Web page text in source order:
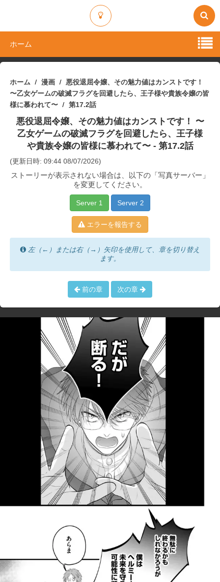
ホーム
ホーム 漫画
悪役退屈令嬢、その魅力値はカンストです！
〜乙女ゲームの破滅フラグを回避したら、王子様や貴族令嬢の皆
様に慕われて〜
第17.2話
悪役退屈令嬢、その魅力値はカンストです！ 〜
乙女ゲームの破滅フラグを回避したら、王子様
や貴族令嬢の皆様に慕われて〜- 第17.2話
(更新日時: 09:44 08/07/2026)
ストーリーが表示されない場合は、以下の「写真サーバー」
を変更してください。
Server 1 Server 2
エラーを報告する
左（←）または右（→）矢印を使用して、章を切り替え
ます。
前の章 次の章